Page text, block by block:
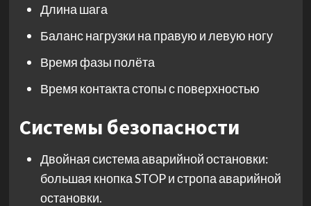
Длина шага
Баланс нагрузки на правую и левую ногу
Время фазы полёта
Время контакта стопы с поверхностью
Системы безопасности
Двойная система аварийной остановки:
большая кнопка STOP и стропа аварийной
остановки.